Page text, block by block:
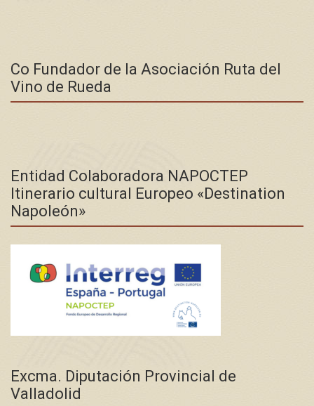
Co Fundador de la Asociación Ruta del
Vino de Rueda
Entidad Colaboradora NAPOCTEP
Itinerario cultural Europeo «Destination
Napoleón»
Excma. Diputación Provincial de
Valladolid